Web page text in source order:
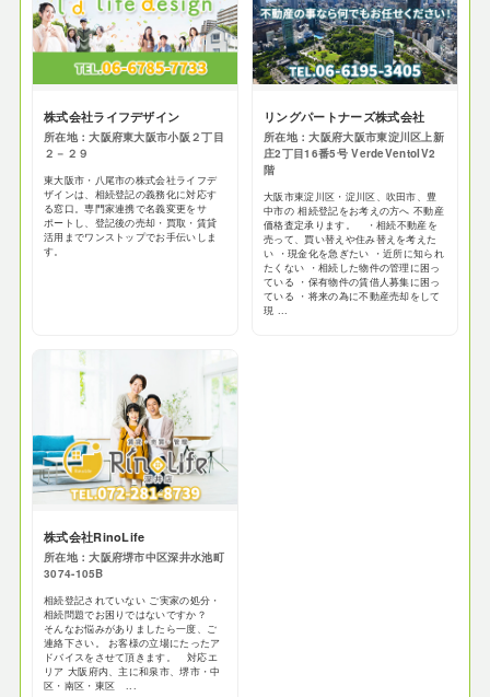
株式会社ライフデザイン
所在地：大阪府東大阪市小阪２丁目
２－２９
東大阪市・八尾市の株式会社ライフデ
ザインは、相続登記の義務化に対応す
る窓口。専門家連携で名義変更をサ
ポートし、登記後の売却・買取・賃貸
活用までワンストップでお手伝いしま
す。
リングパートナーズ株式会社
所在地：大阪府大阪市東淀川区上新
庄2丁目16番5号 VerdeVentoIV2
階
大阪市東淀川区・淀川区、吹田市、豊
中市の 相続登記をお考えの方へ 不動産
価格査定承ります。 ・相続不動産を
売って、買い替えや住み替えを考えた
い ・現金化を急ぎたい ・近所に知られ
たくない ・相続した物件の管理に困っ
ている ・保有物件の賃借人募集に困っ
ている ・将来の為に不動産売却をして
現 ...
株式会社RinoLife
所在地：大阪府堺市中区深井水池町
3074-105B
相続登記されていない ご実家の処分・
相続問題でお困りではないですか？
そんなお悩みがありましたら一度、ご
連絡下さい。 お客様の立場にたったア
ドバイスをさせて頂きます。 対応エ
リア 大阪府内、主に和泉市、堺市・中
区・南区・東区 ...